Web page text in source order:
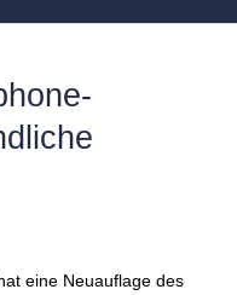
eine Neuauflage des